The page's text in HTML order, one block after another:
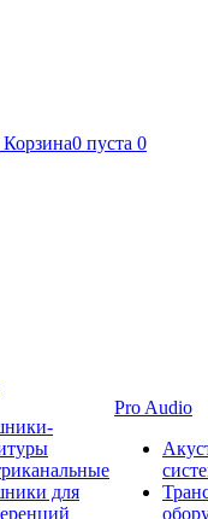
Корзина0 пуста 0
для
Pro Audio